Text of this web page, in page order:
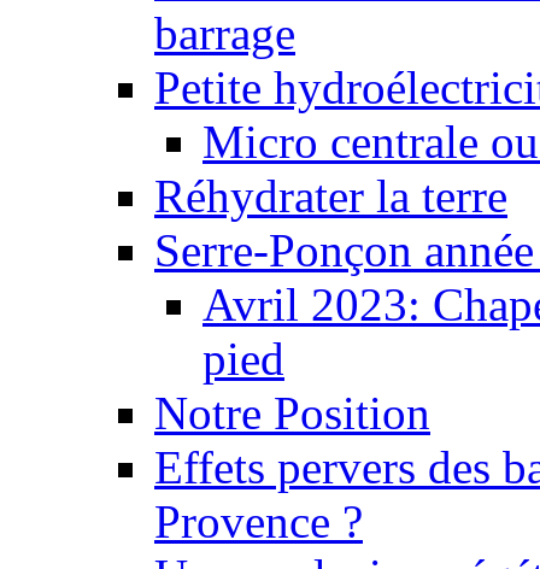
barrage
Petite
Micro centrale
Réhydrater la terre
Serre-Ponçon
Avril 2023:
pied
Notre Position
Effets pervers des
Provence ?